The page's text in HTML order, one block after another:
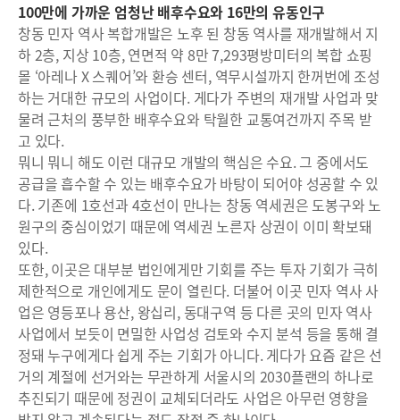
100만에 가까운 엄청난 배후수요와 16만의 유동인구
창동 민자 역사 복합개발은 노후 된 창동 역사를 재개발해서 지
하 2층, 지상 10층, 연면적 약 8만 7,293평방미터의 복합 쇼핑
몰 ‘아레나 X 스퀘어’와 환승 센터, 역무시설까지 한꺼번에 조성
하는 거대한 규모의 사업이다. 게다가 주변의 재개발 사업과 맞
물려 근처의 풍부한 배후수요와 탁월한 교통여건까지 주목 받
고 있다.
뭐니 뭐니 해도 이런 대규모 개발의 핵심은 수요. 그 중에서도
공급을 흡수할 수 있는 배후수요가 바탕이 되어야 성공할 수 있
다. 기존에 1호선과 4호선이 만나는 창동 역세권은 도봉구와 노
원구의 중심이었기 때문에 역세권 노른자 상권이 이미 확보돼
있다.
또한, 이곳은 대부분 법인에게만 기회를 주는 투자 기회가 극히
제한적으로 개인에게도 문이 열린다. 더불어 이곳 민자 역사 사
업은 영등포나 용산, 왕십리, 동대구역 등 다른 곳의 민자 역사
사업에서 보듯이 면밀한 사업성 검토와 수지 분석 등을 통해 결
정돼 누구에게다 쉽게 주는 기회가 아니다. 게다가 요즘 같은 선
거의 계절에 선거와는 무관하게 서울시의 2030플랜의 하나로
추진되기 때문에 정권이 교체되더라도 사업은 아무런 영향을